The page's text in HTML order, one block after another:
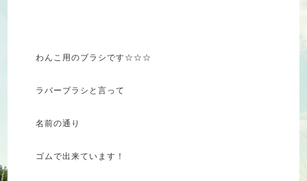
わんこ用のブラシです☆☆☆
ラバーブラシと言って
名前の通り
ゴムで出来ています！